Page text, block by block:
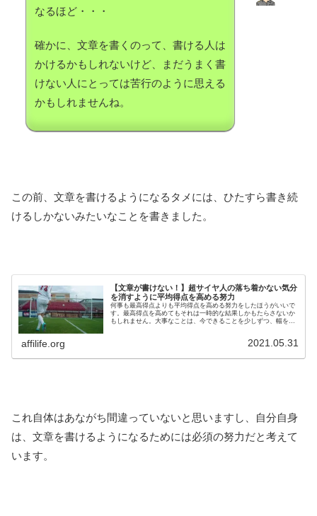
なるほど・・・
確かに、文章を書くのって、書ける人は
かけるかもしれないけど、まだうまく書
けない人にとっては苦行のように思える
かもしれませんね。
この前、文章を書けるようになるタメには、ひたすら書き続
けるしかないみたいなことを書きました。
【文章が書けない！】超サイヤ人の落ち着かない気分
を消すように平均得点を高める努力
何事も最高得点よりも平均得点を高める努力をしたほうがいいで
す。最高得点を高めてもそれは一時的な結果しかもたらさないか
もしれません。大事なことは、今できることを少しずつ、幅を増
affilife.org 2021.05.31
これ自体はあながち間違っていないと思いますし、自分自身
は、文章を書けるようになるためには必須の努力だと考えて
います。